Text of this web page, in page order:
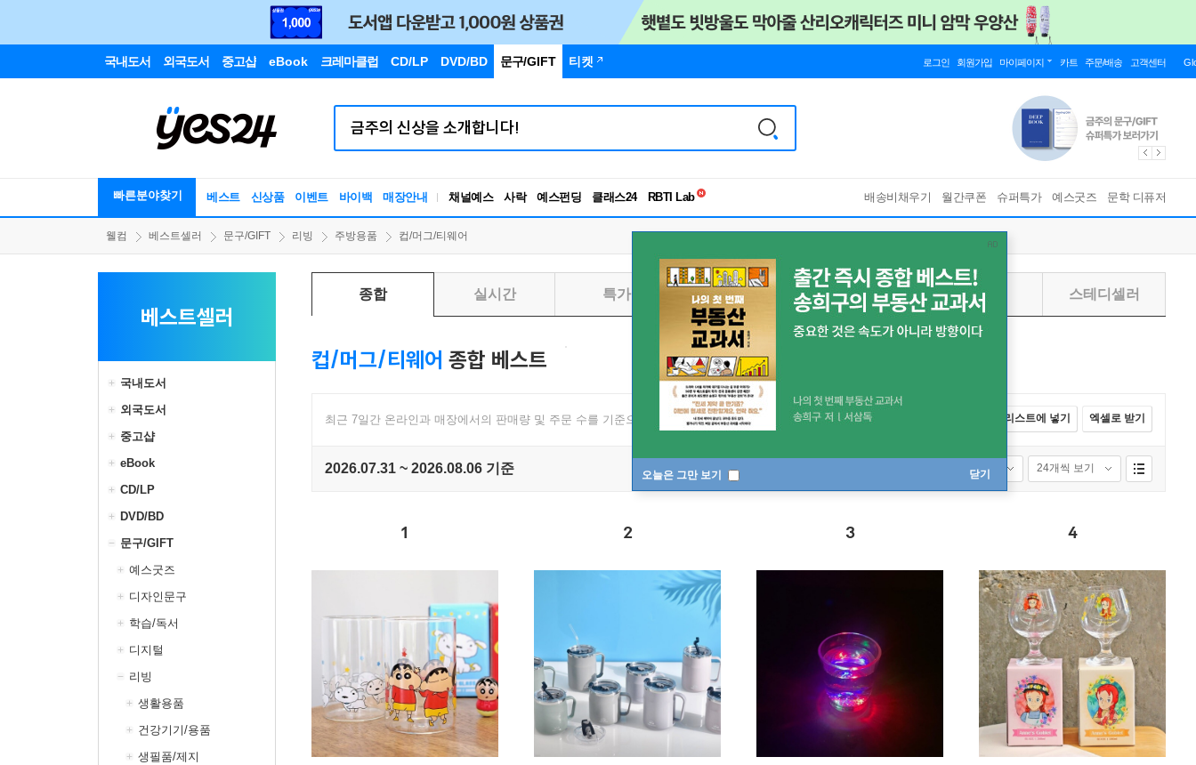
국내도서 외국도서 중고샵 eBook 크레마클럽 CD/LP DVD/BD 문구/GIFT 티켓 로그인 회원가입 마이페이지 카트 주문/배송 고객센터
빠른분야찾기 베스트 신상품 이벤트 바이백 매장안내 채널예스 사락 예스펀딩 클래스24
RBTI Lab
독서유형검사
배송비채우기 월간쿠폰 슈퍼특가 예스굿즈 문학 디퓨저
오늘은 그만 보기 닫기
웰컴 베스트셀러 문구/GIFT 리빙 주방용품 컵/머그/티웨어
베스트셀러
국내도서
외국도서
중고샵
eBook
CD/LP
DVD/BD
문구/GIFT
예스굿즈
디자인문구
학습/독서
디지털
리빙
생활용품
건강기기/용품
생필품/제지
종합 실시간 특가 일별 주별 월별 스테디셀러
컵/머그/티웨어 종합 베스트
최근 7일간 온라인과 매장에서의 판매량 및 주문 수를 기준으로 매일 1회 집계됩니다. 전체선택 카트에 넣기 리스트에 넣기 엑셀로 받기
2026.07.31 ~ 2026.08.06 기준 품절포함 24개씩 보기
1 2 3 4